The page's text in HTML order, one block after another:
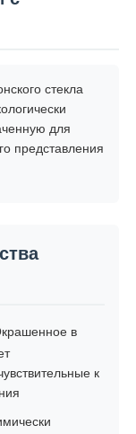
стекла
для
представления
в
к